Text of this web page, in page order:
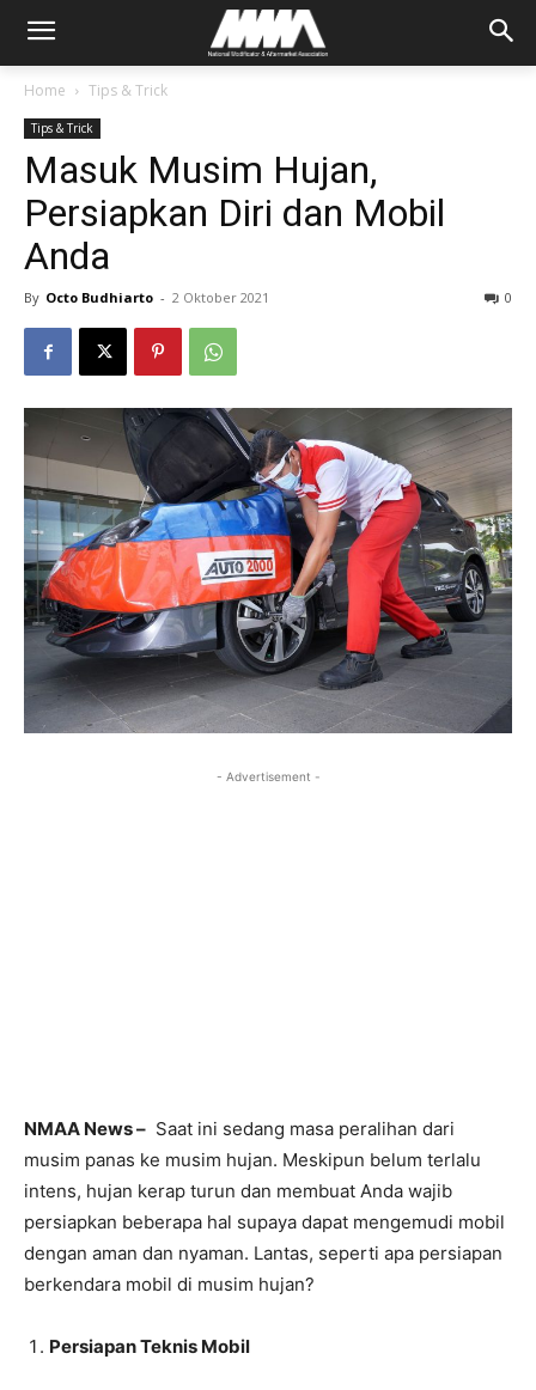
Home Tips & Trick
Tips & Trick
Masuk Musim Hujan,
Persiapkan Diri dan Mobil
Anda
By Octo Budhiarto - 2 Oktober 2021 0
- Advertisement -
NMAA News – Saat ini sedang masa peralihan dari
musim panas ke musim hujan. Meskipun belum terlalu
intens, hujan kerap turun dan membuat Anda wajib
persiapkan beberapa hal supaya dapat mengemudi mobil
dengan aman dan nyaman. Lantas, seperti apa persiapan
berkendara mobil di musim hujan?
Persiapan Teknis Mobil